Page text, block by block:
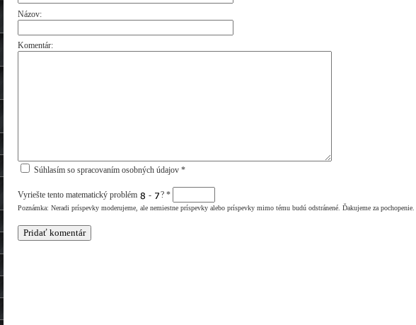
Názov:
Komentár:
Súhlasím so spracovaním osobných údajov *
Vyriešte tento matematický problém - ? *
Poznámka: Neradi príspevky moderujeme, ale nemiestne príspevky alebo príspevky mimo tému budú odstránené. Ďakujeme za pochopenie.